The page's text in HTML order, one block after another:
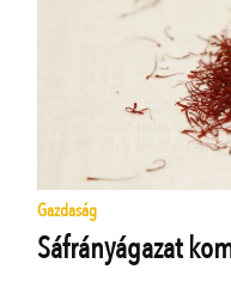
Gazdaság
Sáfrányágazat